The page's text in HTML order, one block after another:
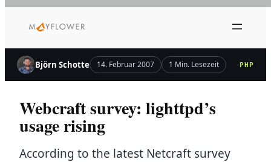
Inhalt
Björn Schotte 14. Februar 2007 1 Min. Lesezeit PHP
Webcraft survey: lighttpd’s
usage rising
According to the latest Netcraft survey